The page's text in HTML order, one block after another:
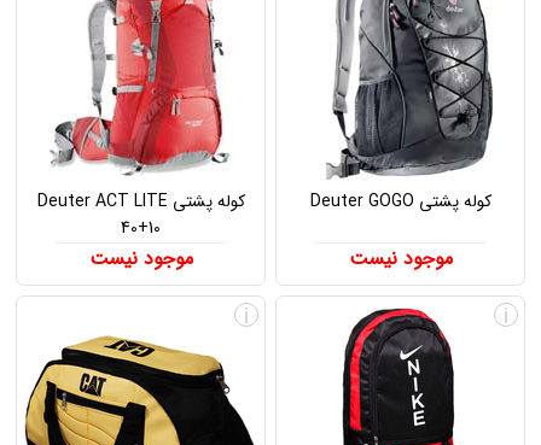
کوله پشتی Deuter GOGO
موجود نیست
کوله پشتی Deuter ACT LITE
40+10
موجود نیست
i
i